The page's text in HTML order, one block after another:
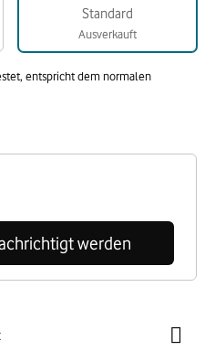
werden
Standard
Ausverkauft
entspricht dem normalen